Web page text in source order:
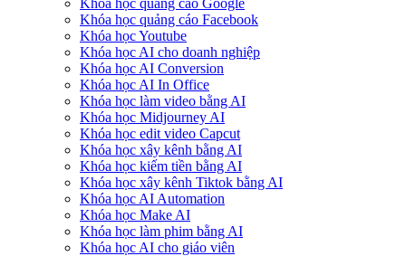
Khóa học quảng cáo Google
Khóa học quảng cáo Facebook
Khóa học Youtube
Khóa học AI cho doanh nghiệp
Khóa học AI Conversion
Khóa học AI In Office
Khóa học làm video bằng AI
Khóa học Midjourney AI
Khóa học edit video Capcut
Khóa học xây kênh bằng AI
Khóa học kiếm tiền bằng AI
Khóa học xây kênh Tiktok bằng AI
Khóa học AI Automation
Khóa học Make AI
Khóa học làm phim bằng AI
Khóa học AI cho giáo viên